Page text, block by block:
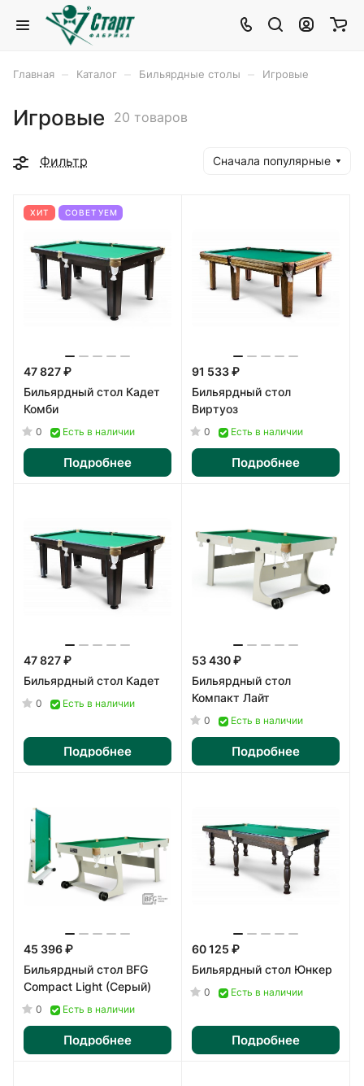
Главная Каталог Бильярдные столы Игровые
Игровые 20 товаров
Фильтр Сначала популярные
ХИТ СОВЕТУЕМ
47 827 ₽
Бильярдный стол Кадет
Комби
0 Есть в наличии
Подробнее
91 533 ₽
Бильярдный стол
Виртуоз
0 Есть в наличии
Подробнее
47 827 ₽
Бильярдный стол Кадет
0 Есть в наличии
Подробнее
53 430 ₽
Бильярдный стол
Компакт Лайт
0 Есть в наличии
Подробнее
45 396 ₽
Бильярдный стол BFG
Compact Light (Серый)
0 Есть в наличии
Подробнее
60 125 ₽
Бильярдный стол Юнкер
0 Есть в наличии
Подробнее